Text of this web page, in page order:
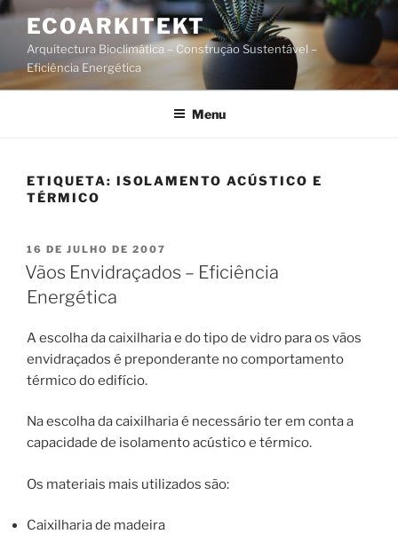
Saltar
conteúdo
ECOARKITEKT
Arquitectura Bioclimática – Construção Sustentável –
Eficiência Energética
Menu
ETIQUETA: ISOLAMENTO ACÚSTICO E
TÉRMICO
PUBLICADO
EM
16 DE JULHO DE 2007
Vãos Envidraçados – Eficiência
Energética
A escolha da caixilharia e do tipo de vidro para os vãos
envidraçados é preponderante no comportamento
térmico do edifício.
Na escolha da caixilharia é necessário ter em conta a
capacidade de isolamento acústico e térmico.
Os materiais mais utilizados são:
Caixilharia de madeira